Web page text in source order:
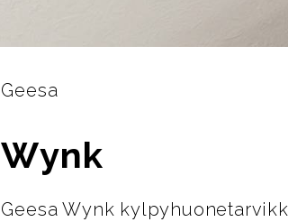
Geesa
Wynk
Geesa Wynk